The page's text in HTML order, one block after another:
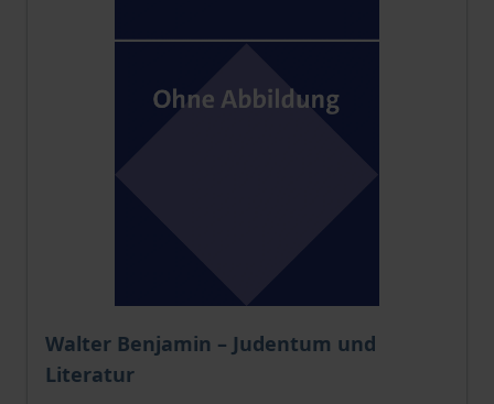
Walter Benjamin – Judentum und
Literatur